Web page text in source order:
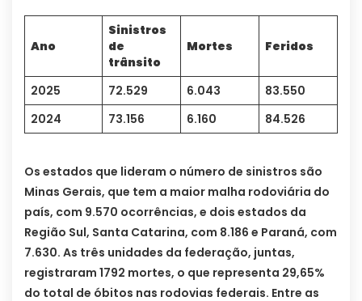
Ano
Sinistros
de
trânsito
Mortes Feridos
2025 72.529 6.043
83.550
2024
73.156 6.160 84.526
Os estados que lideram o número de sinistros são
Minas Gerais, que tem a maior malha rodoviária do
país, com 9.570 ocorrências, e dois estados da
Região Sul, Santa Catarina, com 8.186 e Paraná, com
7.630. As três unidades da federação, juntas,
registraram 1792 mortes, o que representa 29,65%
do total de óbitos nas rodovias federais. Entre as